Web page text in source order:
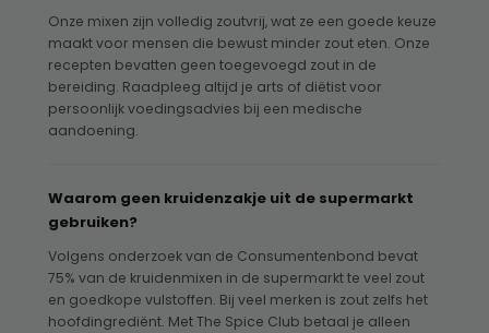
Onze mixen zijn volledig zoutvrij, wat ze een goede keuze
maakt voor mensen die bewust minder zout eten. Onze
recepten bevatten geen toegevoegd zout in de
bereiding. Raadpleeg altijd je arts of diëtist voor
persoonlijk voedingsadvies bij een medische
aandoening.
Waarom geen kruidenzakje uit de supermarkt
gebruiken?
Volgens onderzoek van de Consumentenbond bevat
75% van de kruidenmixen in de supermarkt te veel zout
en goedkope vulstoffen. Bij veel merken is zout zelfs het
hoofdingrediënt. Met The Spice Club betaal je alleen